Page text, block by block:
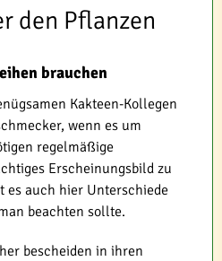
den Pflanzen
brauchen
Kakteen-Kollegen
wenn es um
regelmäßige
Erscheinungsbild zu
es auch hier Unterschiede
beachten sollte.
bescheiden in ihren